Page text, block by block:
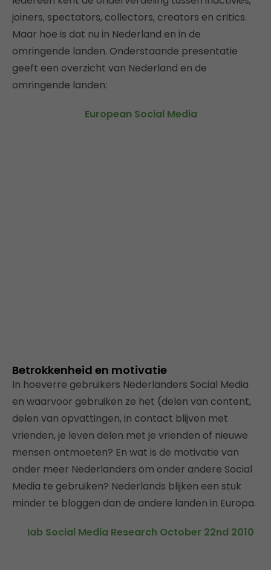
joiners, spectators, collectors, creators en critics.
Maar hoe is dat nu in Nederland en in de
omringende landen. Onderstaande presentatie
geeft een overzicht van Nederland en de
omringende landen:
European Social Media
Betrokkenheid en motivatie
In hoeverre gebruikers Nederlanders Social Media
en waarvoor gebruiken ze het (delen van content,
delen van opvattingen, in contact blijven met
vrienden, je leven delen met je vrienden of nieuwe
mensen ontmoeten? En wat is de motivatie van
onder meer Nederlanders om onder andere Social
Media te gebruiken? Nederlands blijken een stuk
minder te bloggen dan de andere landen in Europa.
Iab Social Media Research October 22nd 2010